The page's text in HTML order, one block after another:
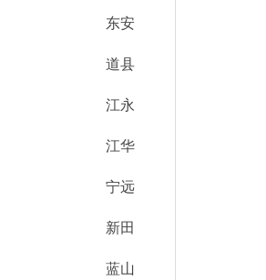
东安
道县
江永
江华
宁远
新田
蓝山